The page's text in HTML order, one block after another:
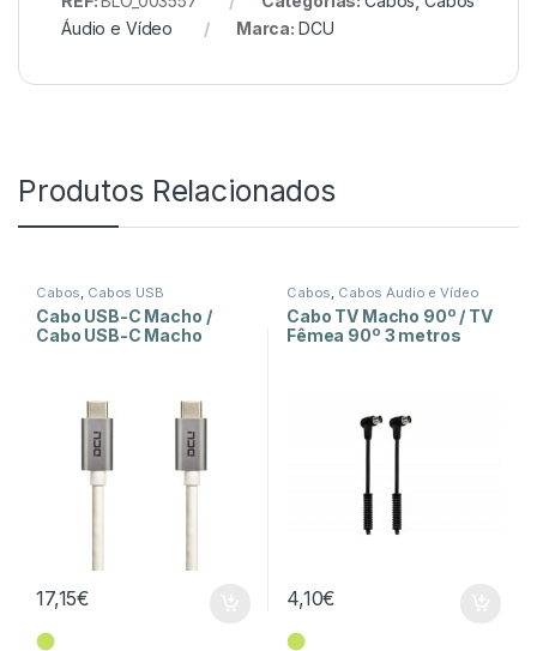
Áudio e Vídeo
Marca: DCU
Produtos Relacionados
Cabos, Cabos USB
Cabo USB-C Macho /
Cabo USB-C Macho
17,15€
⬤
Cabos, Cabos Áudio e Vídeo
Cabo TV Macho 90º / TV
Fêmea 90º 3 metros
4,10€
⬤